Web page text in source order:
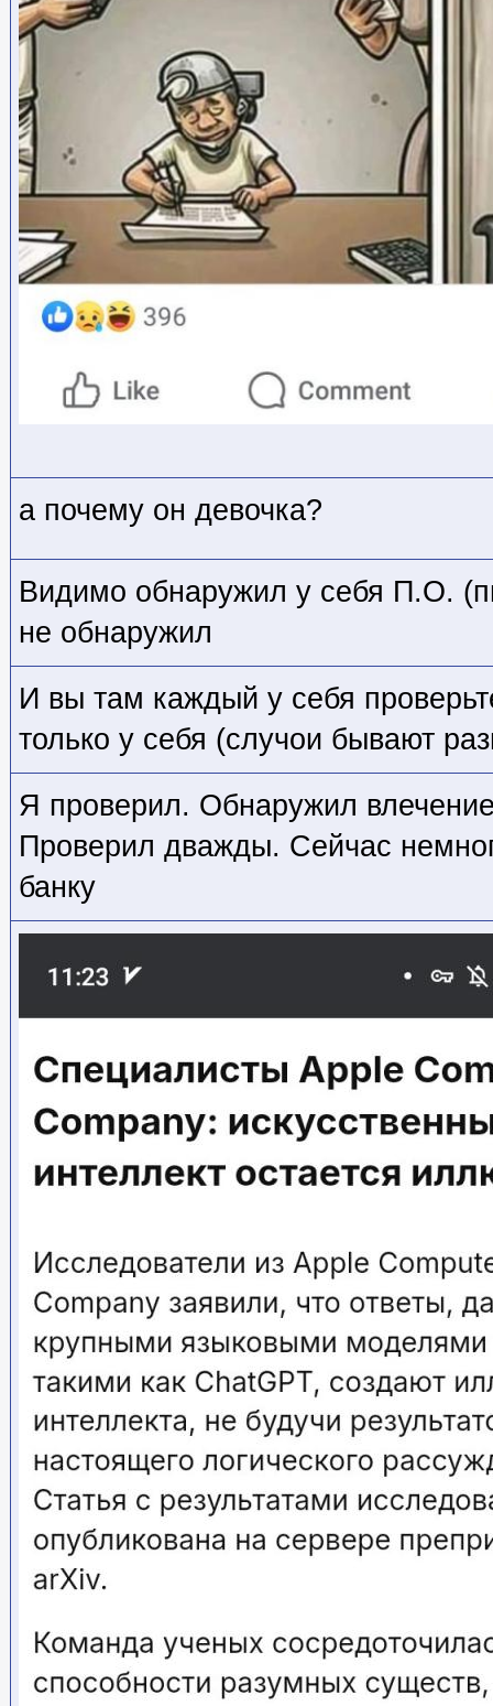
а почему он девочка?
Видимо обнаружил у себя П.О.
не обнаружил
И вы там каждый у себя
только у себя (случои бывают
Я проверил. Обнаружил
Проверил дважды. Сейчас
банку